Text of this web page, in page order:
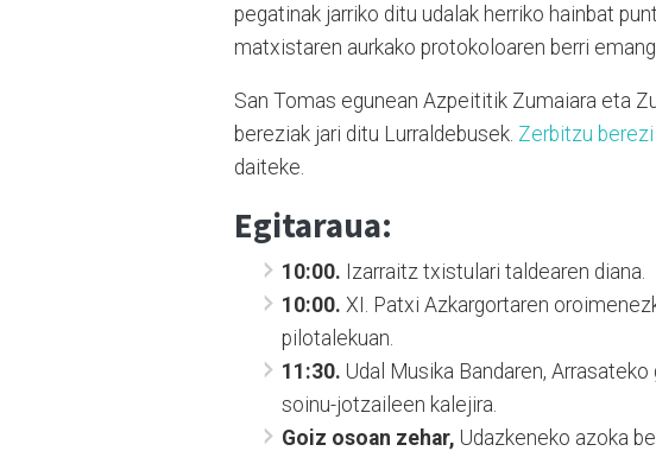
pegatinak jarriko ditu udalak herriko hainbat
matxistaren aurkako protokoloaren berri
San Tomas egunean Azpeititik Zumaiara eta
bereziak jari ditu Lurraldebusek. Zerbitzu
daiteke.
Egitaraua:
10:00. Izarraitz txistulari taldearen diana.
10:00. XI. Patxi Azkargortaren
pilotalekuan.
11:30. Udal Musika Bandaren,
soinu-jotzaileen kalejira.
Goiz osoan zehar, Udazkeneko azoka